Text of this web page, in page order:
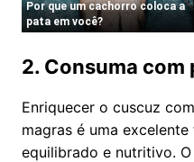
2. Consuma
Enriquecer o cuscuz
magras é uma
equilibrado e nutritivo.